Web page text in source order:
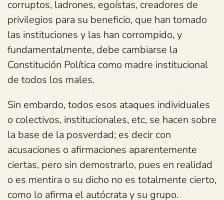
corruptos, ladrones, egoístas, creadores de
privilegios para su beneficio, que han tomado
las instituciones y las han corrompido, y
fundamentalmente, debe cambiarse la
Constitución Política como madre institucional
de todos los males.
Sin embardo, todos esos ataques individuales
o colectivos, institucionales, etc, se hacen sobre
la base de la posverdad; es decir con
acusaciones o afirmaciones aparentemente
ciertas, pero sin demostrarlo, pues en realidad
o es mentira o su dicho no es totalmente cierto,
como lo afirma el autócrata y su grupo.